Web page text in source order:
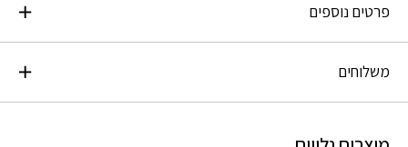
פרטים נוספים
משלוחים